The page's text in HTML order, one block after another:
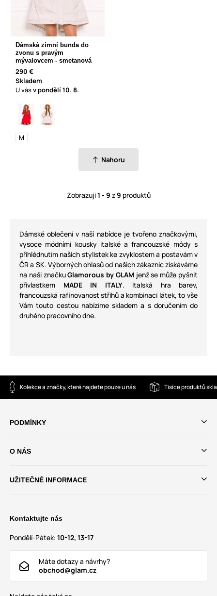
Dámská zimní bunda do
zvonu s pravým
mývalovcem - smetanová
290 €
Skladem
U vásv pondělí10. 8.
M
Nahoru
Zobrazuji1 - 9 z9 produktů
Dámské oblečení v naší nabídce je tvořeno značkovými,
vysoce módními kousky italské a francouzské módy s
přihlédnutím našich stylistek ke zvyklostem a postavám v
ČR a SK. Výborných ohlasů od našich zákaznic získáváme
na naši značkuGlamorous by GLAM jenž se může pyšnit
přívlastkem MADE IN ITALY. Italská hra barev,
francouzská rafinovanost střihů a kombinaci látek, to vše
Vám touto cestou nabízíme skladem a s doručením do
druhého pracovního dne.
Kolekce a značky, které najdete pouze u nás Tisíce produktů
PODMÍNKY
O NÁS
UŽITEČNÉ INFORMACE
Kontaktujte nás
Pondělí-Pátek: 10-12, 13-17
Máte dotazy a návrhy?
obchod@glam.cz